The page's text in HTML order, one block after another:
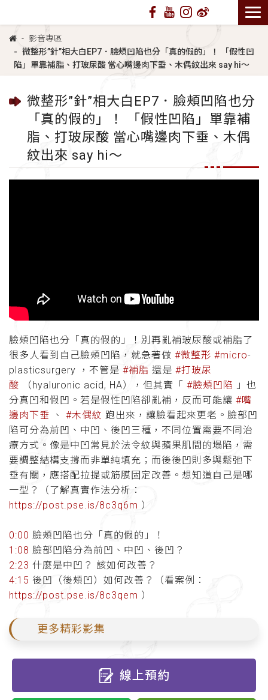
影音專區
微整形”針”相大白EP7．臉頰凹陷也分「真的假的」！ 「假性凹
陷」單靠補脂、打玻尿酸 當心嘴邊肉下垂、木偶紋出來 say hi～
微整形”針”相大白EP7．臉頰凹陷也分
「真的假的」！ 「假性凹陷」單靠補
脂、打玻尿酸 當心嘴邊肉下垂、木偶
紋出來 say hi～
臉頰凹陷也分「真的假的」！別再亂補玻尿酸或補脂了
很多人看到自己臉頰凹陷，就急著做 #微整形 #micro-
plasticsurgery ，不管是 #補脂 還是 #打玻尿
酸 （hyaluronic acid, HA），但其實「 #臉頰凹陷
」也
分真凹和假凹。若是假性凹陷卻亂補，反而可能讓 #嘴
邊肉下垂 、 #木偶紋 跑出來，讓臉看起來更老。臉部凹
陷可分為前凹、中凹、後凹三種，不同位置需要不同治
療方式。像是中凹常見於法令紋與蘋果肌間的塌陷，需
要調整結構支撐而非單純填充；而後後凹則多與鬆弛下
垂有關，應搭配拉提或筋膜固定改善。想知道自己是哪
一型？（了解真實作法分析：
https://post.pse.is/8c3q6m ）
0:00 臉頰凹陷也分「真的假的」！
1:08 臉部凹陷分為前凹、中凹、後凹？
2:23 什麼是中凹？ 該如何改善？
4:15 後凹（後頰凹）如何改善？（看案例：
https://post.pse.is/8c3qem ）
更多精彩影集
線上預約